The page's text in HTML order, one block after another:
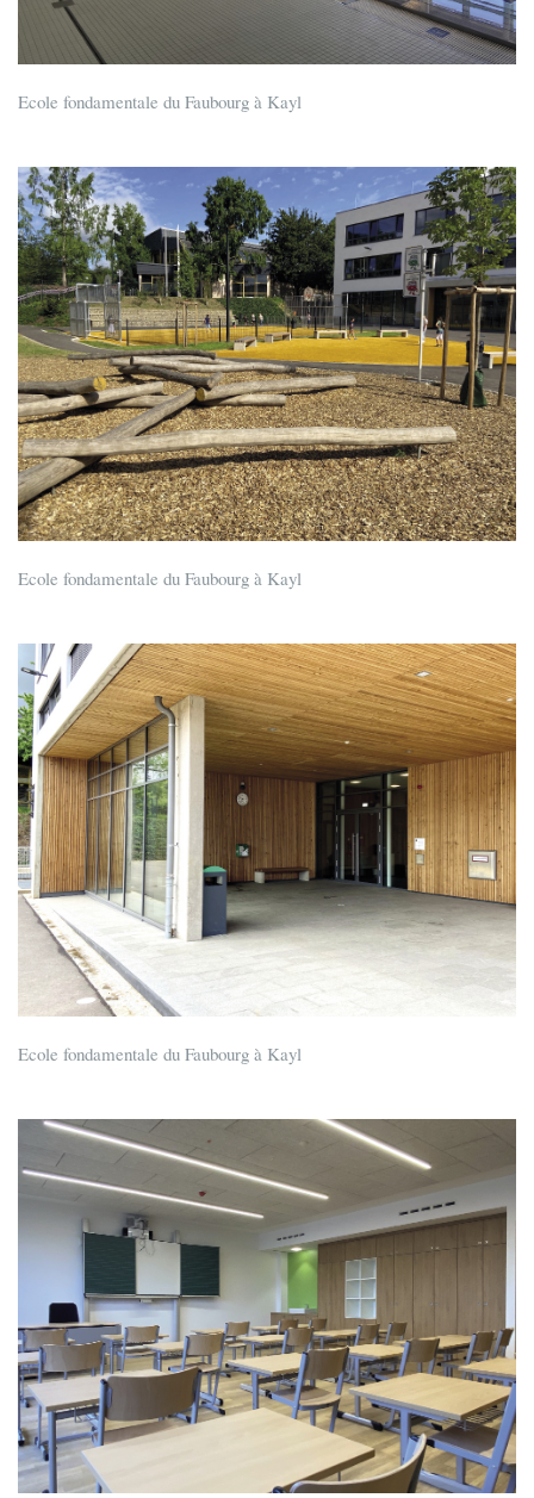
Ecole fondamentale du Faubourg à Kayl
Ecole fondamentale du Faubourg à Kayl
Ecole fondamentale du Faubourg à Kayl